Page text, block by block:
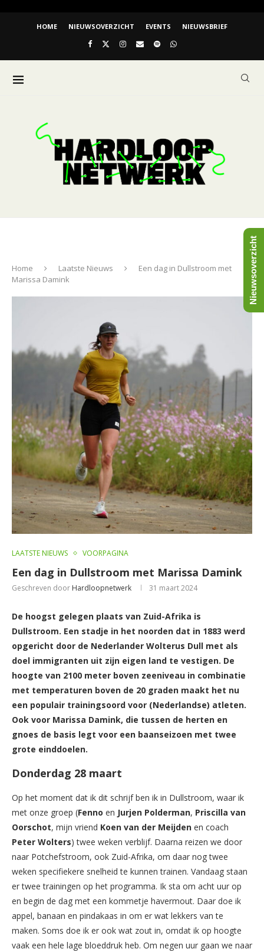
HOME NIEUWSOVERZICHT EVENTS NIEUWSBRIEF
Home Laatste Nieuws
Een dag in Dullstroom met
Marissa Damink
LAATSTE NIEUWS VOORPAGINA
Een dag in Dullstroom met Marissa Damink
Geschreven door Hardloopnetwerk 31 maart 2024
De hoogst gelegen plaats van Zuid-Afrika is
Dullstroom. Een stadje in het noorden dat in 1883 werd
opgericht door de Nederlander Wolterus Dull met als
doel immigranten uit zijn eigen land te vestigen. De
hoogte van 2100 meter boven zeeniveau in combinatie
met temperaturen boven de 20 graden maakt het nu
een populair trainingsoord voor (Nederlandse) atleten.
Ook voor Marissa Damink, die tussen de herten en
gnoes de basis legt voor een baanseizoen met twee
grote einddoelen.
Donderdag 28 maart
Op het moment dat ik dit schrijf ben ik in Dullstroom, waar ik
met onze groep (Fenno en Jurjen Polderman, Priscilla van
Oorschot, mijn vriend Koen van der Meijden en coach
Peter Wolters) twee weken verblijf. Daarna reizen we door
naar Potchefstroom, ook Zuid-Afrika, om daar nog twee
weken specifiekere snelheid te kunnen trainen. Vandaag staan
er twee trainingen op het programma. Ik sta om acht uur op
en begin de dag met een kommetje havermout. Daar doe ik
appel, banaan en pindakaas in om er wat lekkers van te
maken. Soms doe ik er ook wat zout in, omdat ik op hoogte
vaak een hele lage bloeddruk heb. Om negen uur gaan we naar
Nieuwsoverzicht